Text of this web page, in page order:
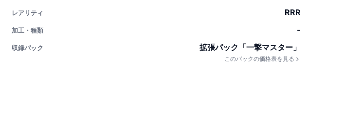
レアリティ RRR
加工・種類 -
収録パック 拡張パック「一撃マスター」
このパックの価格表を見る